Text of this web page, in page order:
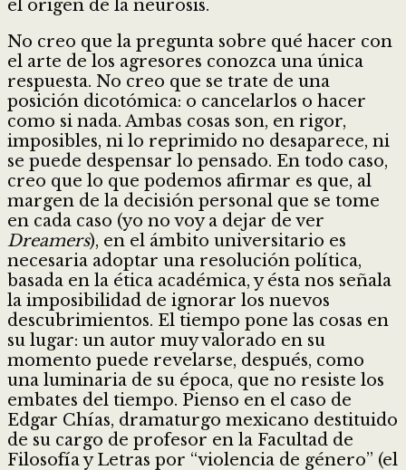
el origen de la neurosis.
No creo que la pregunta sobre qué hacer con
el arte de los agresores conozca una única
respuesta. No creo que se trate de una
posición dicotómica: o cancelarlos o hacer
como si nada. Ambas cosas son, en rigor,
imposibles, ni lo reprimido no desaparece, ni
se puede despensar lo pensado. En todo caso,
creo que lo que podemos afirmar es que, al
margen de la decisión personal que se tome
en cada caso (yo no voy a dejar de ver
Dreamers), en el ámbito universitario es
necesaria adoptar una resolución política,
basada en la ética académica, y ésta nos señala
la imposibilidad de ignorar los nuevos
descubrimientos. El tiempo pone las cosas en
su lugar: un autor muy valorado en su
momento puede revelarse, después, como
una luminaria de su época, que no resiste los
embates del tiempo. Pienso en el caso de
Edgar Chías, dramaturgo mexicano destituido
de su cargo de profesor en la Facultad de
Filosofía y Letras por “violencia de género” (el